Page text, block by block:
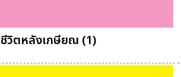
ชีวิตหลังเกษียณ (1)